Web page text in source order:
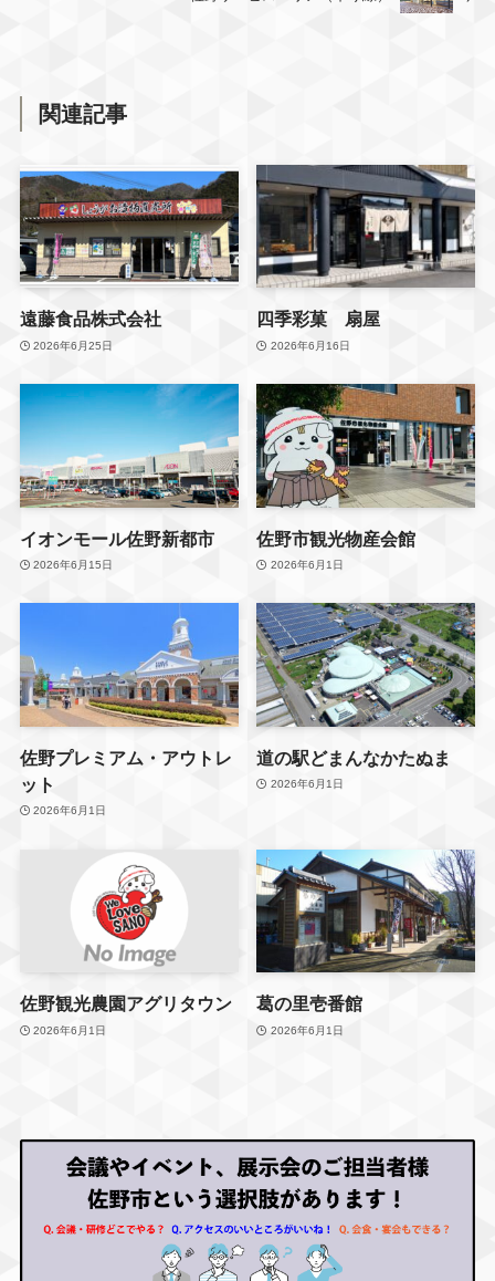
関連記事
遠藤食品株式会社
2026年6月25日
四季彩菓 扇屋
2026年6月16日
イオンモール佐野新都市
2026年6月15日
佐野市観光物産会館
2026年6月1日
佐野プレミアム・アウトレ
ット
2026年6月1日
道の駅どまんなかたぬま
2026年6月1日
佐野観光農園アグリタウン
2026年6月1日
葛の里壱番館
2026年6月1日